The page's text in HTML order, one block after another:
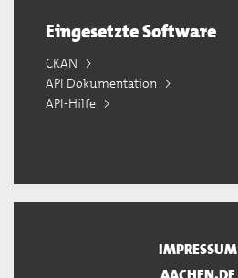
Eingesetzte Software
CKAN
API Dokumentation
API-Hilfe
IMPRESSUM